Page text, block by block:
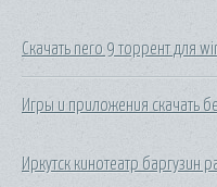
Скачать nero 9 торрент для
Игры и приложения скачать
Иркутск кинотеатр баргузин